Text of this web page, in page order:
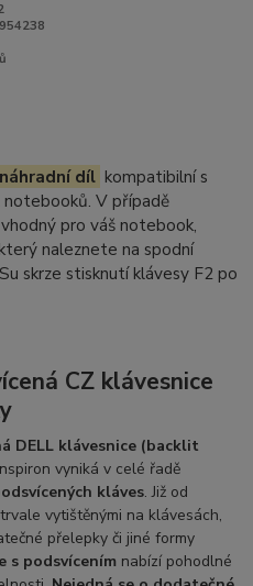
díl kompatibilní s
V případě
pro váš notebook,
naleznete na spodní
skrze stisknutí klávesy F2 po
CZ klávesnice
DELL klávesnice (backlit
vyniká v celé řadě
kláves. Již od
vytištěnými na klávesách,
přelepky či jiné formy
s podsvícením nabízí pohodlné